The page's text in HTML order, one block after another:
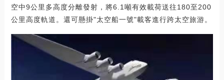
空中9公里多高度分離發射，將6.1噸有效載荷送往180至200
公里高度軌道。還可懸掛"太空船一號"載客進行跨太空旅游。